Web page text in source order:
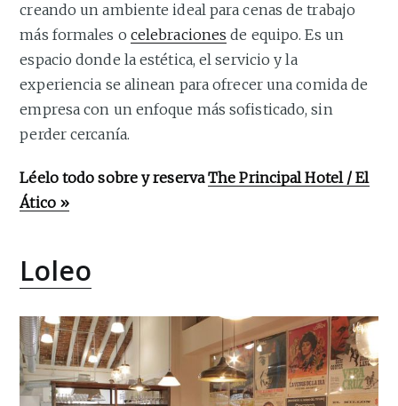
creando un ambiente ideal para cenas de trabajo
más formales o celebraciones de equipo. Es un
espacio donde la estética, el servicio y la
experiencia se alinean para ofrecer una comida de
empresa con un enfoque más sofisticado, sin
perder cercanía.
Léelo todo sobre y reservaThe Principal Hotel / El
Ático »
Loleo